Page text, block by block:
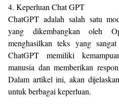
4. Keperluan Chat GPT
ChatGPT adalah salah satu
yang dikembangkan oleh
menghasilkan teks yang
ChatGPT memiliki
manusia dan memberikan
Dalam artikel ini, akan
untuk berbagai keperluan.